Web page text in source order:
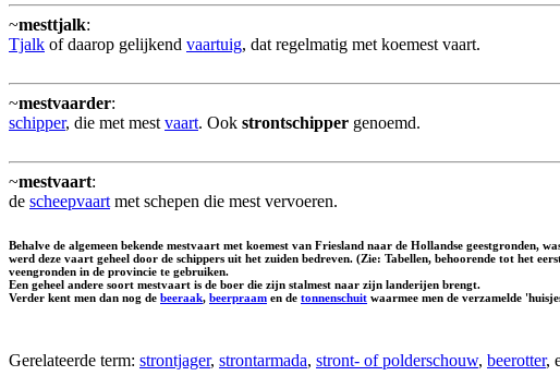
~mesttjalk:
Tjalk of daarop gelijkend vaartuig, dat regelmatig met koemest vaart.
~mestvaarder:
schipper, die met mest vaart. Ook strontschipper genoemd.
~mestvaart:
de scheepvaart met schepen die mest vervoeren.
Behalve de algemeen bekende mestvaart met koemest van Friesland naar de Hollandse geestgronden,
werd deze vaart geheel door de schippers uit het zuiden bedreven. (Zie: Tabellen, behoorende tot het
veengronden in de provincie te gebruiken.
Een geheel andere soort mestvaart is de boer die zijn stalmest naar zijn landerijen brengt.
Verder kent men dan nog de beeraak, beerpraam en de tonnenschuit waarmee men de verzamelde
Gerelateerde term: strontjager, strontarmada, stront- of polderschouw, beerotter,